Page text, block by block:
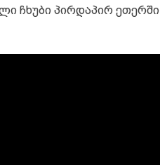
ჩხუბი პირდაპირ ეთერში